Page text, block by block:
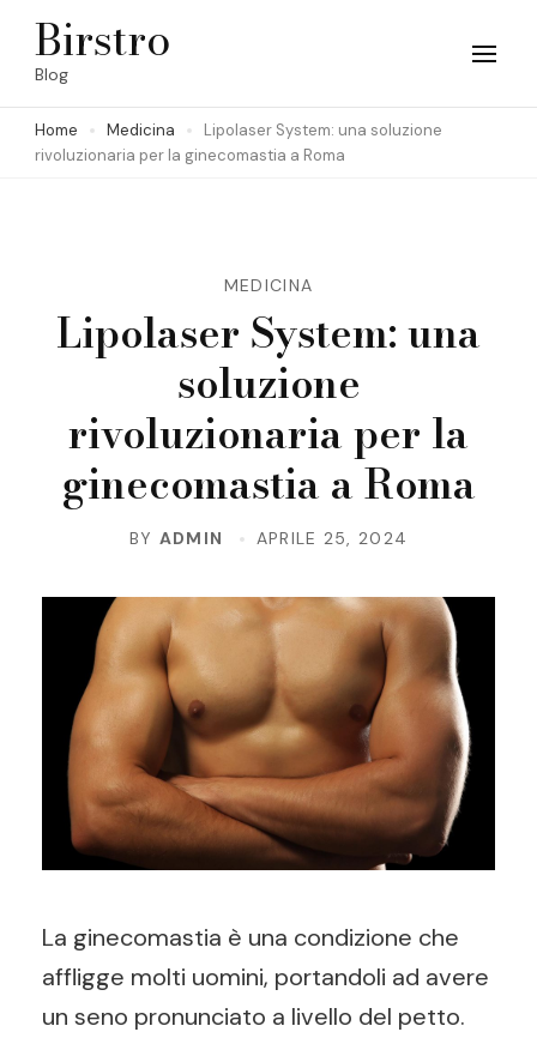
Skip
(Press
Birstro
Blog
Home Medicina
Lipolaser System: una soluzione
rivoluzionaria per la ginecomastia a Roma
MEDICINA
Lipolaser System: una
soluzione
rivoluzionaria per la
ginecomastia a Roma
BY ADMIN APRILE 25, 2024
La ginecomastia è una condizione che
affligge molti uomini, portandoli ad avere
un seno pronunciato a livello del petto.